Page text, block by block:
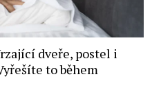
dveře, postel i
to během